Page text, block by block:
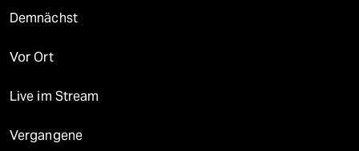
Demnächst
Vor Ort
Live im Stream
Vergangene